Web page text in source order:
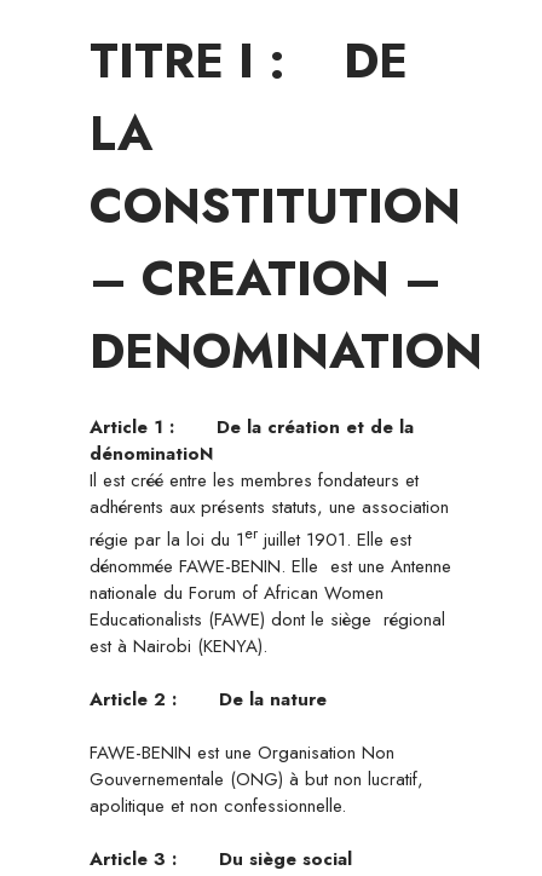
TITRE I : DE
LA
CONSTITUTION
– CREATION –
DENOMINATION
Article 1 :
De la création et de la
dénominatioN
Il est créé entre les membres fondateurs et
adhérents aux présents statuts, une association
régie par la loi du 1er juillet 1901. Elle est
dénommée FAWE-BENIN. Elle est une Antenne
nationale du Forum of African Women
Educationalists (FAWE) dont le siège régional
est à Nairobi (KENYA).
Article 2 :
De la nature
FAWE-BENIN est une Organisation Non
Gouvernementale (ONG) à but non lucratif,
apolitique et non confessionnelle.
Article 3 :
Du siège social